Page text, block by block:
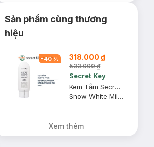
Sản phẩm cùng thương
hiệu
-40% 318.000 ₫
533.000 ₫
Secret Key
Kem Tắm Secret Key Dưỡng Sáng Da Mặt Và Cơ Thể 200g
Snow White Milky Pack
Xem thêm